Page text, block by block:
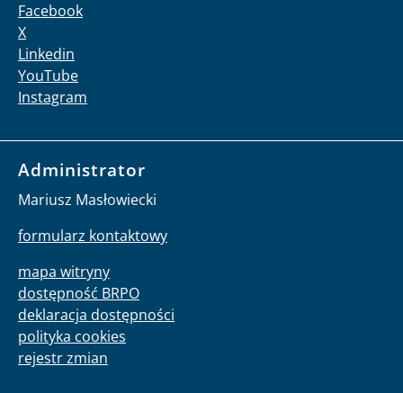
Facebook
X
Linkedin
YouTube
Instagram
Administrator
Mariusz Masłowiecki
formularz kontaktowy
mapa witryny
dostępność BRPO
deklaracja dostępności
polityka cookies
rejestr zmian